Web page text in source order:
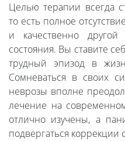
Целью терапии всегда
то есть полное
и качественно другой
состояния. Вы ставите
трудный эпизод в
Сомневаться в своих
неврозы вполне
лечение на
отлично изучены, а
подвергаться